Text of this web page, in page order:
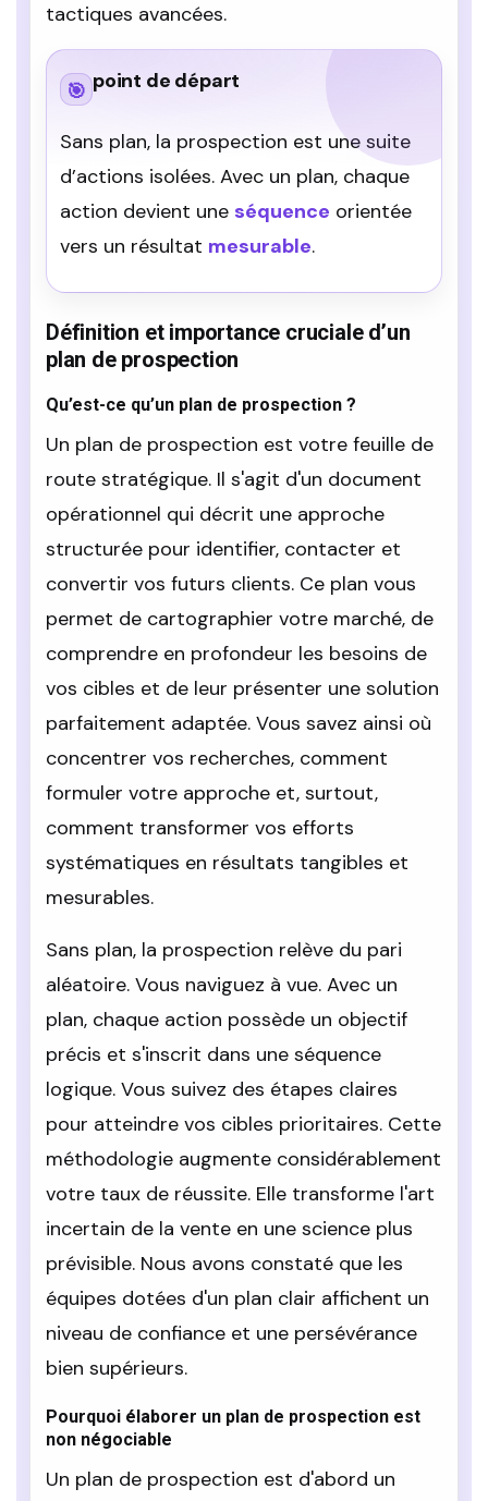
tactiques avancées.
🎯 point de départ
Sans plan, la prospection est une suite
d’actions isolées. Avec un plan, chaque
action devient une séquence orientée
vers un résultat mesurable.
Définition et importance cruciale d’un
plan de prospection
Qu’est-ce qu’un plan de prospection ?
Un plan de prospection est votre feuille de
route stratégique. Il s'agit d'un document
opérationnel qui décrit une approche
structurée pour identifier, contacter et
convertir vos futurs clients. Ce plan vous
permet de cartographier votre marché, de
comprendre en profondeur les besoins de
vos cibles et de leur présenter une solution
parfaitement adaptée. Vous savez ainsi où
concentrer vos recherches, comment
formuler votre approche et, surtout,
comment transformer vos efforts
systématiques en résultats tangibles et
mesurables.
Sans plan, la prospection relève du pari
aléatoire. Vous naviguez à vue. Avec un
plan, chaque action possède un objectif
précis et s'inscrit dans une séquence
logique. Vous suivez des étapes claires
pour atteindre vos cibles prioritaires. Cette
méthodologie augmente considérablement
votre taux de réussite. Elle transforme l'art
incertain de la vente en une science plus
prévisible. Nous avons constaté que les
équipes dotées d'un plan clair affichent un
niveau de confiance et une persévérance
bien supérieurs.
Pourquoi élaborer un plan de prospection est
non négociable
Un plan de prospection est d'abord un